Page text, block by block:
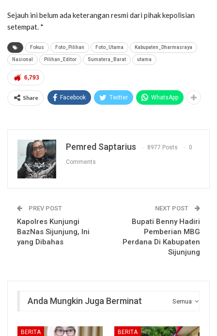
Sejauh ini belum ada keterangan resmi dari pihak kepolisian
setempat. *
Fokus Foto_Pilihan Foto_Utama Kabupaten_Dharmasraya
Nasional Pilihan_Editor Sumatera_Barat utama
6,793
Share Facebook Twitter WhatsApp
Pemred Saptarius 8977 Posts 0
Comments
PREV POST
Kapolres Kunjungi
BazNas Sijunjung, Ini
yang Dibahas
NEXT POST
Bupati Benny Hadiri
Pemberian MBG
Perdana Di Kabupaten
Sijunjung
Semua
Anda Mungkin Juga Berminat
BERITA BERITA